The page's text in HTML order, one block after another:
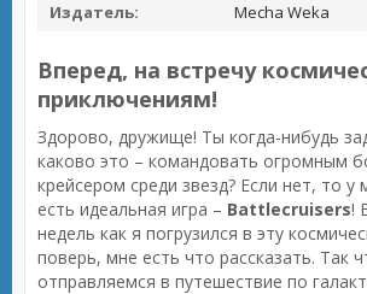
Издатель:
Mecha Weka
Вперед, на встречу
приключениям!
Здорово, дружище! Ты когда-нибудь
каково это – командовать огромным
крейсером среди звезд? Если нет, то у
есть идеальная игра – Battlecruisers!
недель как я погрузился в эту
поверь, мне есть что рассказать. Так
отправляемся в путешествие по